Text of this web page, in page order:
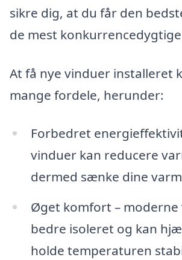
sikre dig, at du får den
de mest
At få nye vinduer installeret
mange fordele, herunder:
Forbedret
vinduer kan reducere
dermed sænke dine
Øget komfort – moderne
bedre isoleret og kan
holde temperaturen